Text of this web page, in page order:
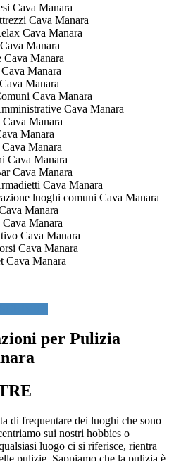
Cava Manara
Cava Manara
Cava Manara
Manara
Cava Manara
Manara
Manara
Cava Manara
Cava Manara
Manara
Manara
Manara
Cava Manara
Cava Manara
Cava Manara
luoghi comuni Cava Manara
Manara
Manara
Cava Manara
Cava Manara
Cava Manara
per Pulizia
di frequentare dei luoghi che sono
sui nostri hobbies o
luogo ci si riferisce, rientra
pulizie. Sappiamo che la pulizia è